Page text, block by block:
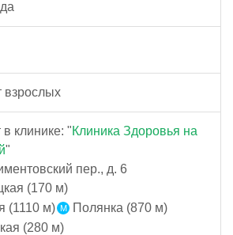
взрослых
клинике: "Клиника Здоровья на
"
пер., д. 6
(170 м)
(1110 м)
Полянка (870 м)
(280 м)